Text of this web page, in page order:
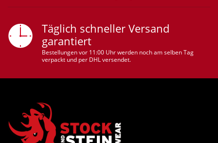
Täglich schneller Versand
garantiert
Bestellungen vor 11:00 Uhr werden noch am selben Tag
verpackt und per DHL versendet.